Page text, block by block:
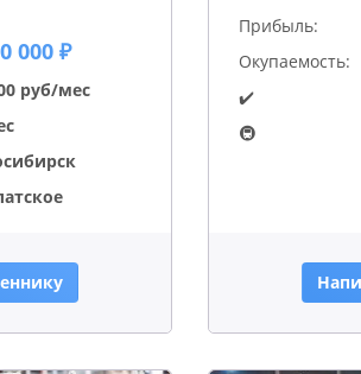
000 ₽
руб/мес
Прибыль:
Окупаемость:
✔️
🚇